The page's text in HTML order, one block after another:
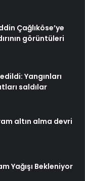
Çağlıköse’ye
görüntüleri
Yangınları
saldılar
altın alma devri
Yağışı Bekleniyor